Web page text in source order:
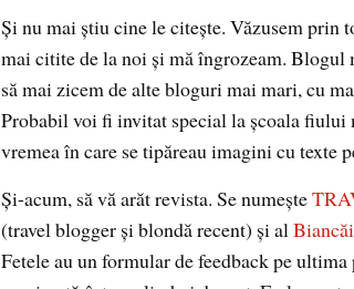
Și nu mai știu cine le citește. Văzusem prin
mai citite de la noi și mă îngrozeam. Blogul
să mai zicem de alte bloguri mai mari, cu
Probabil voi fi invitat special la școala fiului
vremea în care se tipăreau imagini cu texte
Și-acum, să vă arăt revista. Se numește
(travel blogger și blondă recent) și al
Fetele au un formular de feedback pe